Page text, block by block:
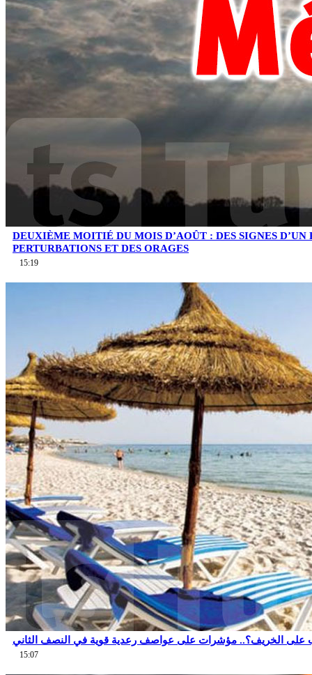
DEUXIÈME MOITIÉ DU MOIS D’AOÛT : DES SIGNES D’UN
PERTURBATIONS ET DES ORAGES
15:19
على الخريف؟.. مؤشرات على عواصف رعدية قوية في النصف الثاني
15:07